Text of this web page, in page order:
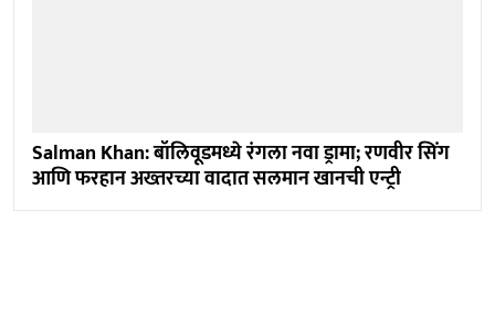
Salman Khan: बॉलिवूडमध्ये रंगला नवा ड्रामा; रणवीर सिंग
आणि फरहान अख्तरच्या वादात सलमान खानची एन्ट्री